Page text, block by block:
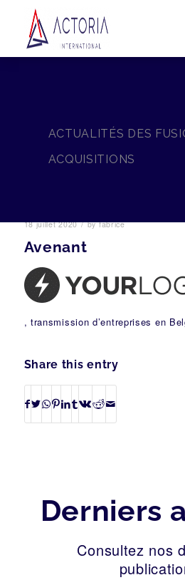
ACTUALITÉS DES
ACQUISITIONS
18 juillet 2020 / byfabrice
Avenant
, transmission d’entreprises en
Share this entry
Derniers
Consultez nos